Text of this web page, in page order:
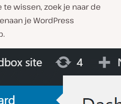
wissen, zoek je naar de
je WordPress